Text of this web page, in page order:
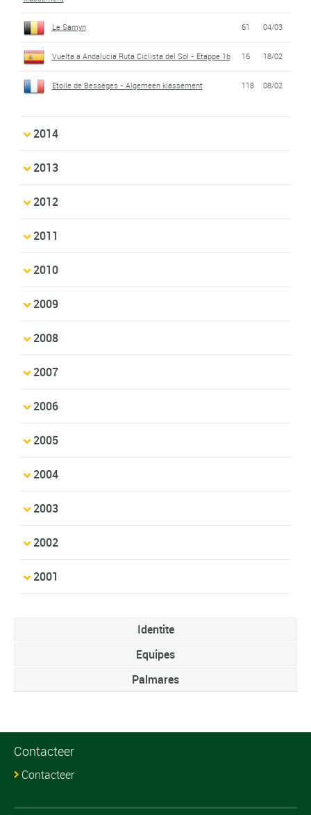
Le Samyn 61 04/03
Vuelta a Andalucia Ruta Ciclista del Sol - Etappe 1b 16 18/02
Etoile de Bessèges - Algemeen klassement 118 08/02
2014
2013
2012
2011
2010
2009
2008
2007
2006
2005
2004
2003
2002
2001
Identite
Equipes
Palmares
Contacteer
Contacteer